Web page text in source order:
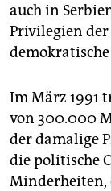
auch in
Privilegien
Im März 1991
von 300.000
der damalige
die politische
Minderheiten,